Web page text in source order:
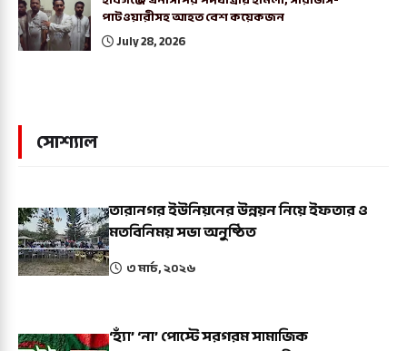
পাটওয়ারীসহ আহত বেশ কয়েকজন
July 28, 2026
সোশ্যাল
তারানগর ইউনিয়নের উন্নয়ন নিয়ে ইফতার ও
মতবিনিময় সভা অনুষ্ঠিত
৩ মার্চ, ২০২৬
‘হ্যাঁ’ ‘না’ পোস্টে সরগরম সামাজিক